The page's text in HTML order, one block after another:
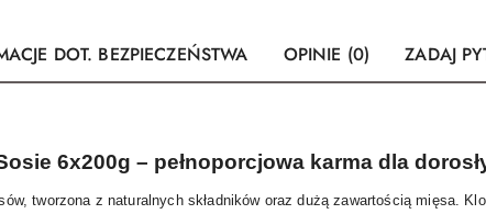
DOT. BEZPIECZEŃSTWA OPINIE (0) ZADAJ
6x200g – pełnoporcjowa karma dla
tworzona z naturalnych składników oraz dużą zawartością mięsa.